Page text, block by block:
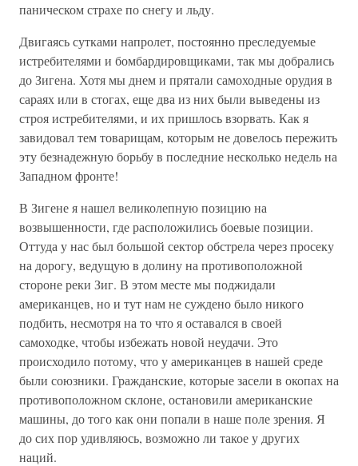
паническом страхе по снегу и льду.
Двигаясь сутками напролет, постоянно преследуемые
истребителями и бомбардировщиками, так мы добрались
до Зигена. Хотя мы днем и прятали самоходные орудия в
сараях или в стогах, еще два из них были выведены из
строя истребителями, и их пришлось взорвать. Как я
завидовал тем товарищам, которым не довелось пережить
эту безнадежную борьбу в последние несколько недель на
Западном фронте!
В Зигене я нашел великолепную позицию на
возвышенности, где расположились боевые позиции.
Оттуда у нас был большой сектор обстрела через просеку
на дорогу, ведущую в долину на противоположной
стороне реки Зиг. В этом месте мы поджидали
американцев, но и тут нам не суждено было никого
подбить, несмотря на то что я оставался в своей
самоходке, чтобы избежать новой неудачи. Это
происходило потому, что у американцев в нашей среде
были союзники. Гражданские, которые засели в окопах на
противоположном склоне, остановили американские
машины, до того как они попали в наше поле зрения. Я
до сих пор удивляюсь, возможно ли такое у других
наций.